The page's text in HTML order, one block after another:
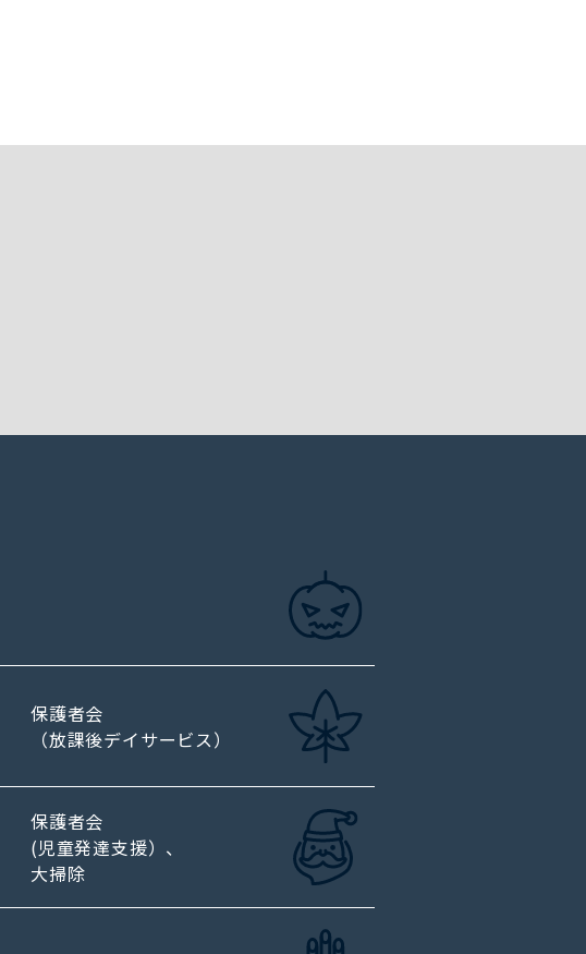
保護者会
（放課後デイサービス）
保護者会
(児童発達支援）、
大掃除